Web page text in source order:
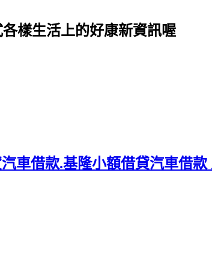
樣生活上的好康新資訊喔
車借款.基隆小額借貸汽車借款